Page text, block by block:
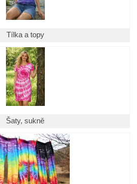
Tílka a topy
Šaty, sukně